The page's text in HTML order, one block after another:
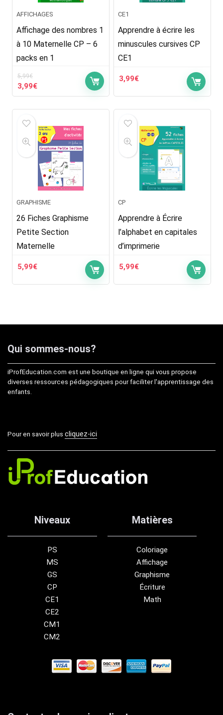
AFFICHAGES
Affichage des nombres 1
à 10 Maternelle CP – 6
packs en 1
5,99€
Le
prix
5,99€.
3,99€Le
prix
3,99€.
CE1
Apprendre à écrire les
minuscules cursives CP
CE1
3,99€
GRAPHISME
26 Fiches Graphisme
Petite Section
Maternelle
5,99€
CP
Apprendre à Écrire
l’alphabet en capitales
d’imprimerie
5,99€
Qui sommes-nous?
iProfEducation.com est une boutique en ligne qui vous propose
diverses ressources pédagogiques pour faciliter l'apprentissage des
enfants.
Pour en savoir plus cliquez-ici
Niveaux
PS
MS
GS
CP
CE1
CE2
CM1
CM2
Matières
Coloriage
Affichage
Graphisme
Écriture
Math